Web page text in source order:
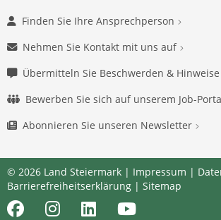
Finden Sie Ihre Ansprechperson
Nehmen Sie Kontakt mit uns auf
Übermitteln Sie Beschwerden & Hinweise
Bewerben Sie sich auf unserem Job-
Abonnieren Sie unseren Newsletter
© 2026 Land Steiermark | Impressum |
Barrierefreiheitserklärung | Sitemap
FacebookInstagramLinkedInYoutube